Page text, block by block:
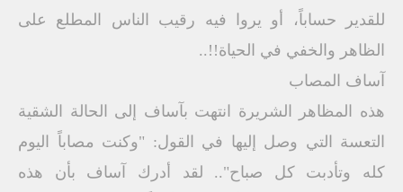
للقدير حساباً، أو يروا فيه رقيب الناس المطلع على
الظاهر والخفي في الحياة!!..
آساف المصاب
هذه المظاهر الشريرة انتهت بآساف إلى الحالة الشقية
التعسة التي وصل إليها في القول: "وكنت مصاباً اليوم
كله وتأدبت كل صباح".. لقد أدرك آساف بأن هذه